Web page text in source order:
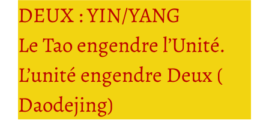
DEUX : YIN/YANG
Le Tao engendre l’Unité.
L’unité engendre Deux (
Daodejing)